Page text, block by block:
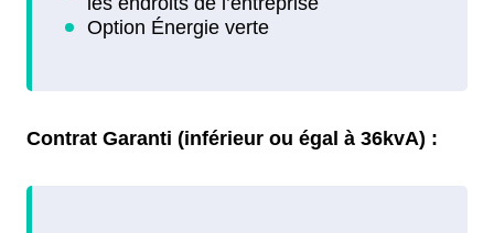
Contrat Garanti (inférieur ou égal à 36kvA) :